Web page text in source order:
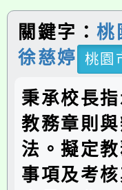
關鍵字：桃
徐慈婷
桃園
秉承校長
教務章則
法。擬定
事項及考